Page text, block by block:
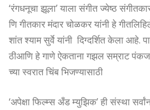
‘रंगधनूचा झूला’ याला संगीत ज्येष्ठ
णि गीतकार मंदार चोळकर यांनी हे
शांत श्याम सुर्वे यांनी दिग्दर्शित केला आहे.
ठीआणि हे गाणे ऐकताना गझल सम्राट
च्या स्वरात चिंब भिजण्यासाठी
‘अपेक्षा फिल्म्स अँड म्युझिक’ ही संस्था